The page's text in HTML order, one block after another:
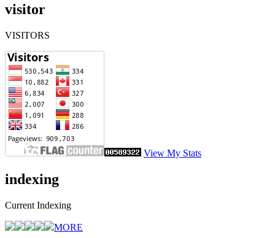
visitor
VISITORS
View My Stats
indexing
Current Indexing
MORE